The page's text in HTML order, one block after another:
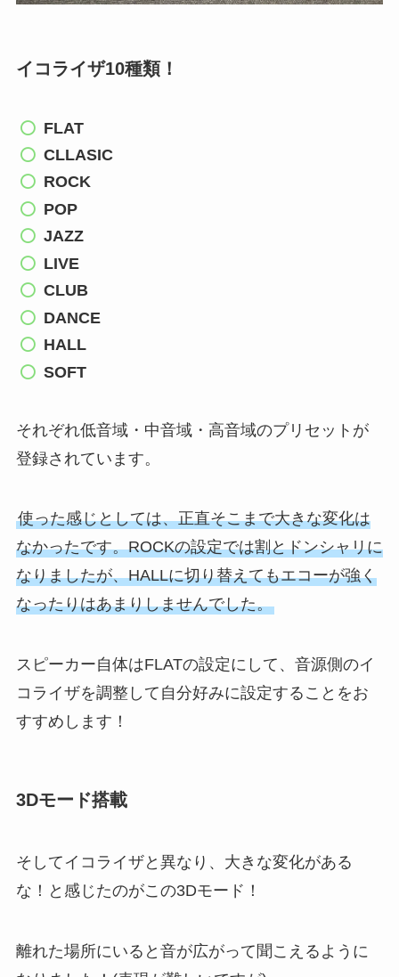
イコライザ10種類！
FLAT
CLLASIC
ROCK
POP
JAZZ
LIVE
CLUB
DANCE
HALL
SOFT
それぞれ低音域・中音域・高音域のプリセットが
登録されています。
使った感じとしては、正直そこまで大きな変化は
なかったです。ROCKの設定では割とドンシャリに
なりましたが、HALLに切り替えてもエコーが強く
なったりはあまりしませんでした。
スピーカー自体はFLATの設定にして、音源側のイ
コライザを調整して自分好みに設定することをお
すすめします！
3Dモード搭載
そしてイコライザと異なり、大きな変化がある
な！と感じたのがこの3Dモード！
離れた場所にいると音が広がって聞こえるように